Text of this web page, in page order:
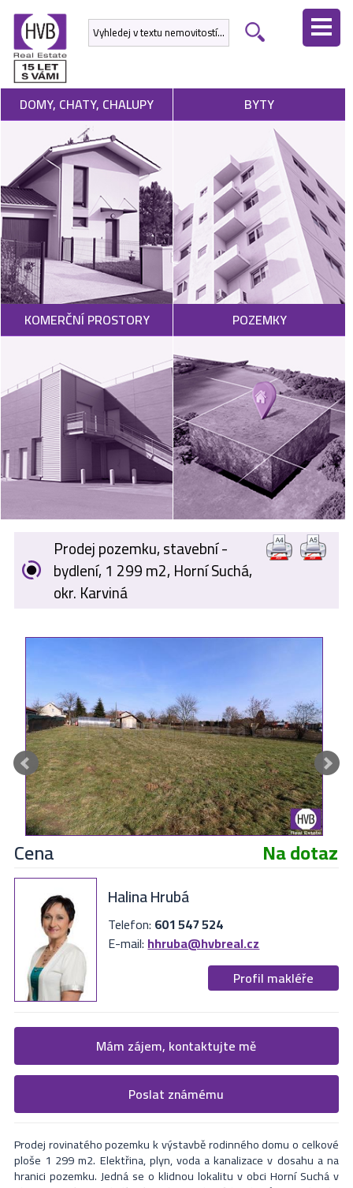
DOMY, CHATY, CHALUPY BYTY
KOMERČNÍ PROSTORY POZEMKY
ÚVODNÍ
STRÁNKA
NEMOVITOSTI
DEVELOPERSKÉ
PROJEKTY
SLUŽBY
NABÍDNOUT
NEMOVITOST
POPTAT
NEMOVITOST
VÝKUP
NEMOVITOSTÍ
SPONZORUJEME
NÁŠ ČASOPIS
KARIÉRA
KONTAKT
O NÁS
Prodej pozemku, stavební -
bydlení, 1 299 m2, Horní Suchá,
okr. Karviná
Cena Na dotaz
Halina Hrubá
Telefon: 601 547 524
E-mail:hhruba@hvbreal.cz
Profil makléře
Žádost o více informací
Vyplňte následující formulář. Upřesněte, co by Vás zajímalo. V
nejbližší Vás naši makléři kontaktují.
Mám zájem, kontaktujte mě
Formulář odešle nabídku na uvedený email
Poslat známému
Prodej rovinatého pozemku k výstavbě rodinného domu o celkové
ploše 1 299 m2. Elektřina, plyn, voda a kanalizace v dosahu a na
hranici pozemku. Jedná se o klidnou lokalitu v obci Horní Suchá v